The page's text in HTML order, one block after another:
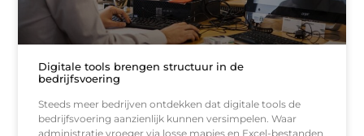
Digitale tools brengen structuur in de
bedrijfsvoering
Steeds meer bedrijven ontdekken dat digitale tools de
bedrijfsvoering aanzienlijk kunnen versimpelen. Waar
administratie vroeger via losse mapjes en Excel-bestanden